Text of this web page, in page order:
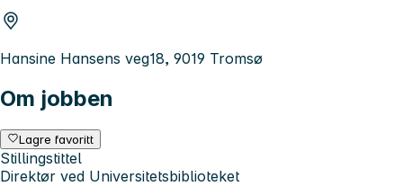
Hansine Hansens veg18, 9019 Tromsø
Om jobben
Lagre favoritt
Stillingstittel
Direktør ved Universitetsbiblioteket